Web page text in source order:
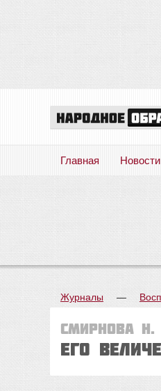
Главная Новости
Журналы —
Смирнова Н.
Его